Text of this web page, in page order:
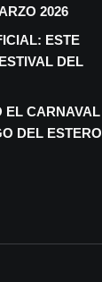
2026
ESTE
DEL
EL CARNAVAL
DEL ESTERO